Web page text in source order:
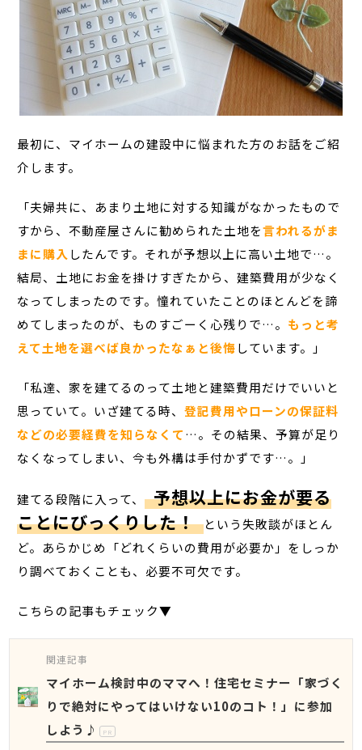
最初に、マイホームの建設中に悩まれた方のお話をご紹
介します。
「夫婦共に、あまり土地に対する知識がなかったもので
すから、不動産屋さんに勧められた土地を言われるがま
まに購入したんです。それが予想以上に高い土地で…。
結局、土地にお金を掛けすぎたから、建築費用が少なく
なってしまったのです。憧れていたことのほとんどを諦
めてしまったのが、ものすごーく心残りで…。 もっと考
えて土地を選べば良かったなぁと後悔しています。」
「私達、家を建てるのって土地と建築費用だけでいいと
思っていて。いざ建てる時、登記費用やローンの保証料
などの必要経費を知らなくて…。その結果、予算が足り
なくなってしまい、今も外構は手付かずです…。」
建てる段階に入って、 予想以上にお金が要る
ことにびっくりした！ という失敗談がほとん
ど。あらかじめ「どれくらいの費用が必要か」をしっか
り調べておくことも、必要不可欠です。
こちらの記事もチェック▼
関連記事
マイホーム検討中のママへ！住宅セミナー「家づく
りで絶対にやってはいけない10のコト！」に参加
しよう♪
PR